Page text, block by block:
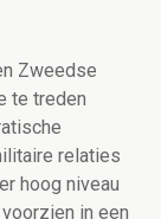
Zweedse
te treden
relaties
hoog niveau
in een